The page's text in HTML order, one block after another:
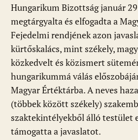
Hungarikum Bizottság január
megtárgyalta és elfogadta a
Fejedelmi rendjének azon
kürtőskalács, mint székely,
közkedvelt és közismert
hungarikummá válás
Magyar Értéktárba. A neves
(többek között székely)
szaktekintélyekből álló testület
támogatta a javaslatot.